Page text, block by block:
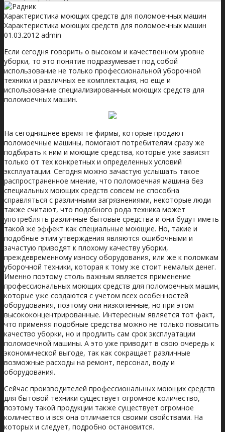
Характеристика моющих средств для поломоечных машин
Характеристика моющих средств для поломоечных машин
01.03.2012 admin
Если сегодня говорить о высоком и качественном уровне
уборки, то это понятие подразумевает под собой
использование не только профессиональной уборочной
техники и различных ее комплектация, но еще и
использование специализированных моющих средств для
поломоечных машин.
На сегодняшнее время те фирмы, которые продают
поломоечные машины, помогают потребителям сразу же
подбирать к ним и моющие средства, которые уже зависят
только от тех конкретных и определенных условий
эксплуатации. Сегодня можно зачастую услышать такое
распространенное мнение, что поломоечная машина без
специальных моющих средств совсем не способна
справляться с различными загрязнениями, некоторые люди
также считают, что подобного рода техника может
употреблять различные бытовые средства и они будут иметь
такой же эффект как специальные моющие. Но, такие и
подобные этим утверждения являются ошибочными и
зачастую приводят к плохому качеству уборки,
преждевременному износу оборудования, или же к поломкам
уборочной техники, которая к тому же стоит немалых денег.
Именно поэтому столь важным является применение
профессиональных моющих средств для поломоечных машин,
которые уже создаются с учетом всех особенностей
оборудования, поэтому они низкопенные, но при этом
высококонцентрированные. Интересным является тот факт,
что применяя подобные средства можно не только повысить
качество уборки, но и продлить сам срок эксплуатации
поломоечной машины. А это уже приводит в свою очередь к
экономической выгоде, так как сокращает различные
возможные расходы на ремонт, персонал, воду и
оборудования.
Сейчас производителей профессиональных моющих средств
для бытовой техники существует огромное количество,
поэтому такой продукции также существует огромное
количество и вся она отличается своими свойствами. На
которых и следует, подробно остановится.